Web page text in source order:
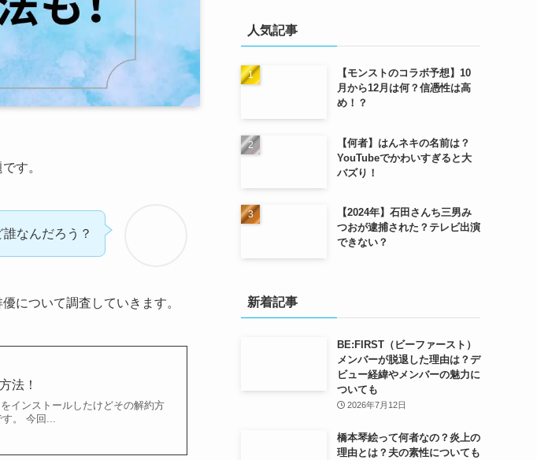
す。
なんだろう？
について調査していきます。
法！
インストールしたけどその解約方
。 今回...
人気記事
【モンストのコラボ予想】10
月から12月は何？信憑性は高
め！？
【何者】はんネキの名前は？
YouTubeでかわいすぎると大
バズり！
【2024年】石田さんち三男み
つおが逮捕された？テレビ出演
できない？
新着記事
BE:FIRST（ビーファースト）
メンバーが脱退した理由は？デ
ビュー経緯やメンバーの魅力に
ついても
2026年7月12日
橋本琴絵って何者なの？炎上の
理由とは？夫の素性についても